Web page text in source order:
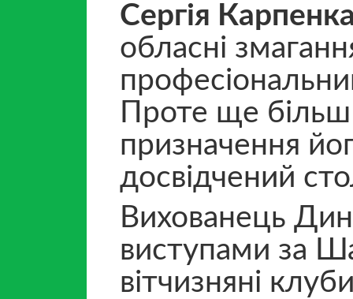
Сергія
обласні
Проте ще більш
призначення
досвідчений
Вихованець
виступами за
вітчизняні